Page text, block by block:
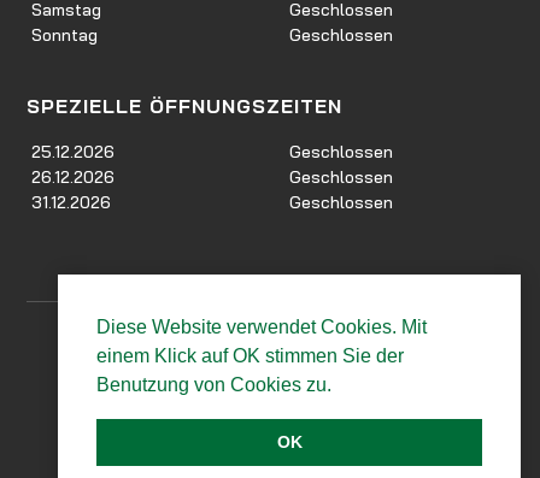
Diese Website verwendet Cookies. Mit
einem Klick auf OK stimmen Sie der
Benutzung von Cookies zu.
OK
Samstag
Geschlossen
Sonntag
Geschlossen
SPEZIELLE ÖFFNUNGSZEITEN
25.12.2026
Geschlossen
26.12.2026
Geschlossen
31.12.2026
Geschlossen
Impressum |Datenschutz| AGB
CO2 Bilanz unseres Autohauses seit 2012